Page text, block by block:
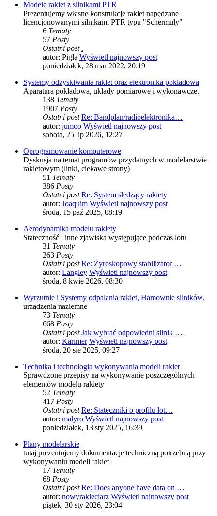
Modele rakiet z silnikami PTR
Prezentujemy własne konstrukcje rakiet napędzane
licencjonowanymi silnikami PTR typu "Schermuly"
6 Tematy
57 Posty
Ostatni post .
autor: Pigła Wyświetl najnowszy post
poniedziałek, 28 mar 2022, 20:19
Systemy odzyskiwania rakiet oraz elektronika pokładowa
Aparatura pokładowa, układy pomiarowe i wykonawcze.
138 Tematy
1907 Posty
Ostatni post Re: Bandplan/radioelektronika…
autor: jumoo Wyświetl najnowszy post
sobota, 25 lip 2026, 12:27
Oprogramowanie komputerowe
Dyskusja na temat programów przydatnych w modelarstwie
rakietowym (linki, ciekawe strony)
51 Tematy
386 Posty
Ostatni post Re: System śledzący rakiety
autor: Joaquim Wyświetl najnowszy post
środa, 15 paź 2025, 08:19
Aerodynamika modelu rakiety
Stateczność i inne zjawiska występujące podczas lotu
31 Tematy
263 Posty
Ostatni post Re: Żyroskopowy stabilizator …
autor: Langley Wyświetl najnowszy post
środa, 8 kwie 2026, 08:30
Wyrzutnie i Systemy odpalania rakiet, Hamownie silników.
urządzenia naziemne
73 Tematy
668 Posty
Ostatni post Jak wybrać odpowiedni silnik …
autor: Karimer Wyświetl najnowszy post
środa, 20 sie 2025, 09:27
Technika i technologia wykonywania modeli rakiet
Sprawdzone przepisy na wykonywanie poszczególnych
elementów modelu rakiety
52 Tematy
417 Posty
Ostatni post Re: Stateczniki o profilu lot…
autor: malyro Wyświetl najnowszy post
poniedziałek, 13 sty 2025, 16:39
Plany modelarskie
tutaj prezentujemy dokumentacje techniczną potrzebną przy
wykonywaniu modeli rakiet
17 Tematy
68 Posty
Ostatni post Re: Does anyone have data on …
autor: nowyrakieciarz Wyświetl najnowszy post
piątek, 30 sty 2026, 23:04